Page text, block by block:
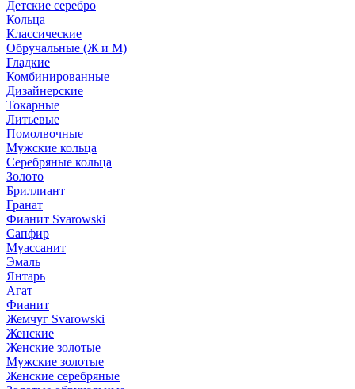
Детские серебро
Кольца
Классические
Обручальные (Ж и М)
Гладкие
Комбинированные
Дизайнерские
Токарные
Литьевые
Помолвочные
Мужские кольца
Серебряные кольца
Золото
Бриллиант
Гранат
Фианит Svarowski
Сапфир
Муассанит
Эмаль
Янтарь
Агат
Фианит
Жемчуг Svarowski
Женские
Женские золотые
Мужские золотые
Женские серебряные